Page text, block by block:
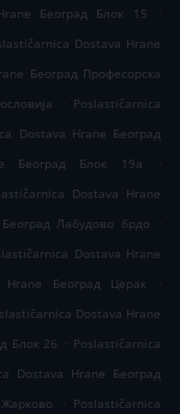
Београд Блок 15
.
Dostava Hrane
Београд Професорска
. Poslastičarnica
Dostava Hrane Београд
Београд Блок 19а
.
Dostava Hrane
Лабудово брдо
.
Dostava Hrane
Hrane Београд Церак
.
Dostava Hrane
Блок 26 . Poslastičarnica
Dostava Hrane Београд
. Poslastičarnica